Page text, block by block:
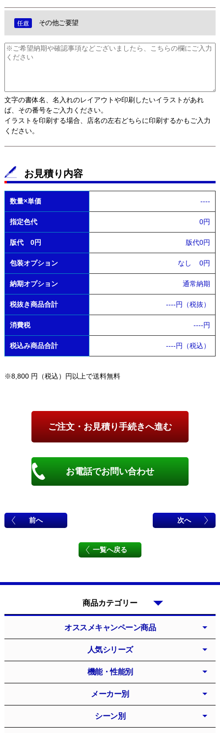
その他ご要望
文字の書体名、名入れのレイアウトや印刷したいイラストがあれ
ば、その番号をご入力ください。
イラストを印刷する場合、店名の左右どちらに印刷するかもご入力
ください。
お見積り内容
数量×単価 ----
指定色代 0円
版代 0円 版代0円
包装オプション なし 0円
納期オプション 通常納期
税抜き商品合計 ----円（税抜）
消費税 ----円
税込み商品合計 ----円（税込）
※8,800 円（税込）円以上で送料無料
お電話でお問い合わせ
前へ 次へ
一覧へ戻る
オススメキャンペーン商品
人気シリーズ
機能・性能別
メーカー別
シーン別
商品カテゴリー